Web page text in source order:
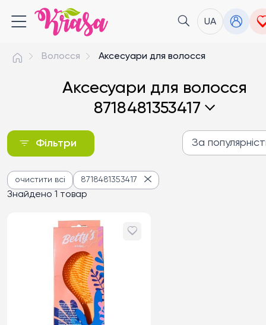
UA
Волосся Аксесуари для волосся
Аксесуари для волосся
8718481353417
Фільтри За
За популярністю
Від дешевих до
Знайдено 1 товар
очистити всі 8718481353417